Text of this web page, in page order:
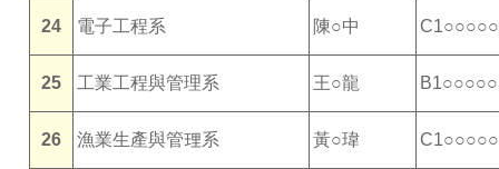
24 電子工程系 陳○中
25 工業工程與管理系 王○龍
26 漁業生產與管理系 黃○瑋